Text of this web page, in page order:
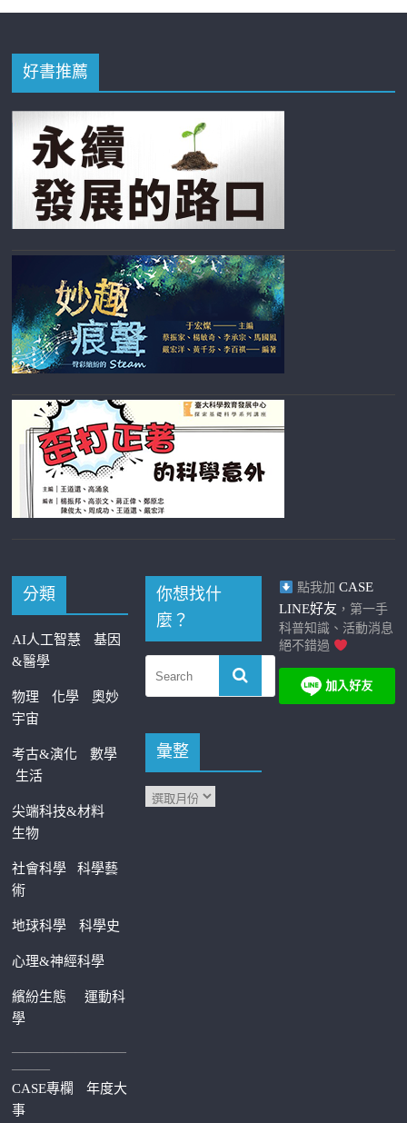
好書推薦
分類
AI人工智慧
基因
&醫學
物理 化學
奧妙
宇宙
考古&演化
數學
生活
尖端科技&材料
生物
社會科學科學藝
術
地球科學 科學史
心理&神經科學
繽紛生態運動科
學
—————————
———
CASE專欄
年度大
事
你想找什
麼？
彙整
點我加 CASE
LINE好友 ，第一手
科普知識、活動消息
絕不錯過